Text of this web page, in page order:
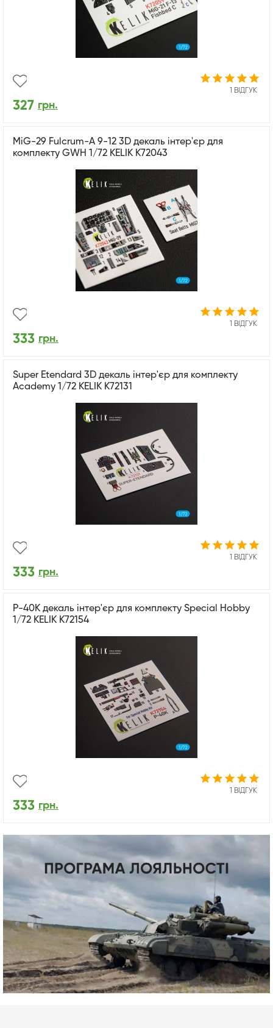
1 ВІДГУК
327 грн.
MiG-29 Fulcrum-A 9-12 3D декаль інтер'єр для
комплекту GWH 1/72 KELIK K72043
1 ВІДГУК
333 грн.
Super Etendard 3D декаль інтер'єр для комплекту
Academy 1/72 KELIK K72131
1 ВІДГУК
333 грн.
P-40K декаль інтер'єр для комплекту Special Hobby
1/72 KELIK K72154
1 ВІДГУК
333 грн.